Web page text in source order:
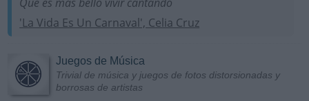
'La Vida Es Un Carnaval', Celia Cruz
Juegos de Música
Trivial de música y juegos de fotos distorsionadas y
borrosas de artistas